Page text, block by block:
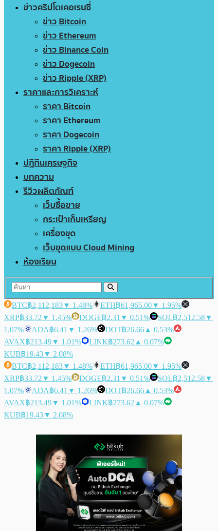
ข่าวคริปโตเคอเรนซี่
ข่าว Bitcoin
ข่าว Ethereum
ข่าว Binance Coin
ข่าว Dogecoin
ข่าว Ripple (XRP)
ราคาและการวิเคราะห์
ราคา Bitcoin
ราคา Ethereum
ราคา Dogecoin
ราคา Ripple (XRP)
ปฏิทินเศรษฐกิจ
บทความ
รีวิวผลิตภัณฑ์
เว็บซื้อขาย
กระเป๋าเก็บเหรียญ
เครื่องขุด
เว็บขุดแบบ Cloud Mining
ห้องเรียน
BTC฿2,112,183▼ 1.48% ETH฿61,965.00▼ 1.95%
XRP฿33.72 ▼ 1.45% DOGE฿2.31 ▼ 0.51% SOL฿2,512.58▼
1.07%
ADA฿6.41 ▼ 1.26% DOT฿26.66 ▲ 0.53%
AVAX฿213.49▼ 1.01% LINK฿273.62 ▲ 0.07%
KUB฿19.43▼ 2.08%
BTC฿2,112,183▼ 1.48% ETH฿61,965.00▼ 1.95%
XRP฿33.72 ▼ 1.45% DOGE฿2.31 ▼ 0.51% SOL฿2,512.58▼
1.07%
ADA฿6.41 ▼ 1.26% DOT฿26.66 ▲ 0.53%
AVAX฿213.49▼ 1.01% LINK฿273.62 ▲ 0.07%
KUB฿19.43▼ 2.08%